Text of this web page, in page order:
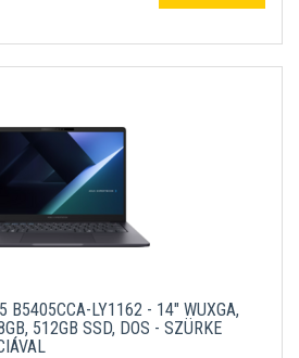
B5405CCA-LY1162 - 14" WUXGA,
512GB SSD, DOS - SZÜRKE